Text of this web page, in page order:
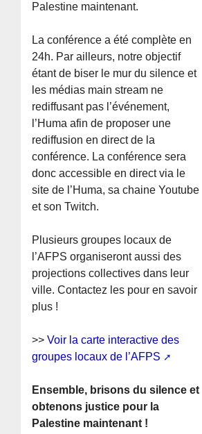
Palestine maintenant.
La conférence a été complète en
24h. Par ailleurs, notre objectif
étant de biser le mur du silence et
les médias main stream ne
rediffusant pas l’événement,
l’Huma afin de proposer une
rediffusion en direct de la
conférence. La conférence sera
donc accessible en direct via le
site de l’Huma, sa chaine Youtube
et son Twitch.
Plusieurs groupes locaux de
l’AFPS organiseront aussi des
projections collectives dans leur
ville. Contactez les pour en savoir
plus !
>>Voir la carte interactive des
groupes locaux de l’AFPS
Ensemble, brisons du silence et
obtenons justice pour la
Palestine maintenant !